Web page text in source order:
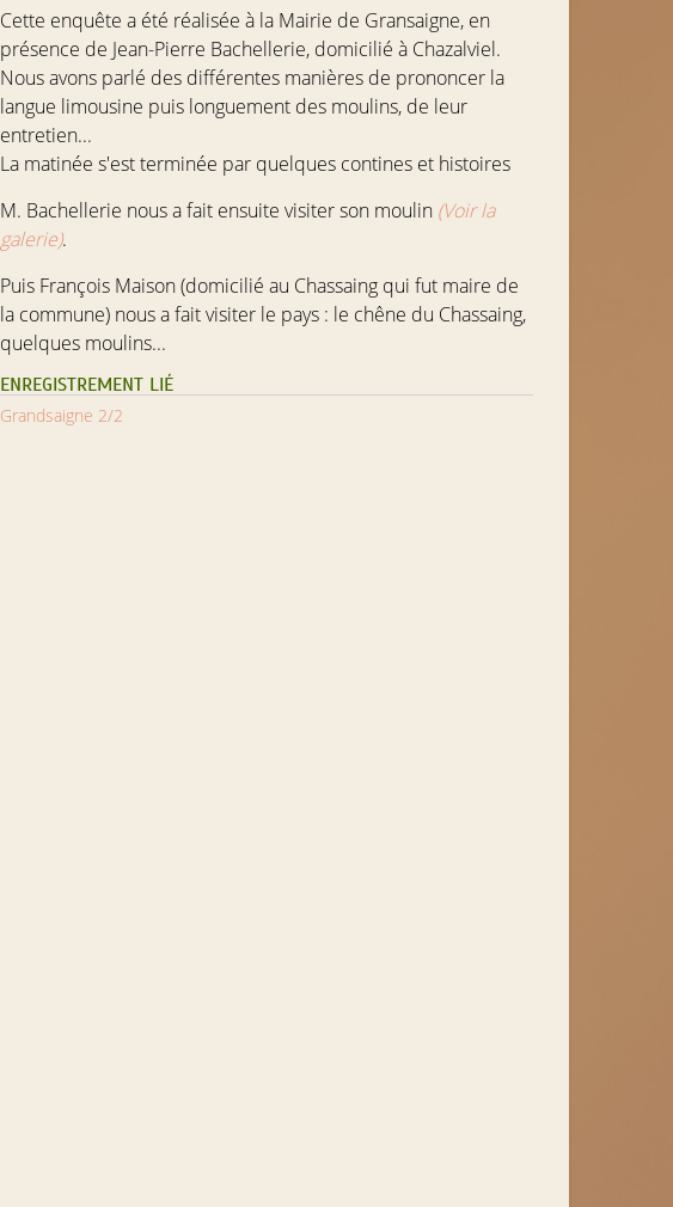
Cette enquête a été réalisée à la Mairie de Gransaigne, en
présence de Jean-Pierre Bachellerie, domicilié à Chazalviel.
Nous avons parlé des différentes manières de prononcer la
langue limousine puis longuement des moulins, de leur
entretien...
La matinée s'est terminée par quelques contines et histoires
M. Bachellerie nous a fait ensuite visiter son moulin (Voir la
galerie).
Puis François Maison(domicilié au Chassaing qui fut maire de
la commune) nous a fait visiter le pays : le chêne du Chassaing,
quelques moulins...
ENREGISTREMENT LIÉ
Grandsaigne 2/2